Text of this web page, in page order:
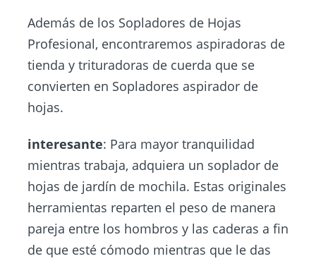
Además de los Sopladores de Hojas
Profesional, encontraremos aspiradoras de
tienda y trituradoras de cuerda que se
convierten en Sopladores aspirador de
hojas.
interesante: Para mayor tranquilidad
mientras trabaja, adquiera un soplador de
hojas de jardín de mochila. Estas originales
herramientas reparten el peso de manera
pareja entre los hombros y las caderas a fin
de que esté cómodo mientras que le das